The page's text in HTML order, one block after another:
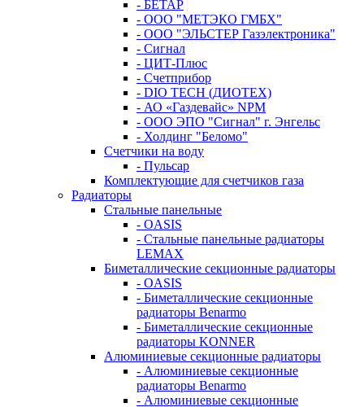
- БЕТАР
- ООО "МЕТЭКО ГМБХ"
- ООО "ЭЛЬСТЕР Газэлектроника"
- Сигнал
- ЦИТ-Плюс
- Счетприбор
- DIO TECH (ДИОТЕХ)
- АО «Газдевайс» NPM
- ООО ЭПО "Сигнал" г. Энгельс
- Холдинг "Беломо"
Счетчики на воду
- Пульсар
Комплектующие для счетчиков газа
Радиаторы
Стальные панельные
- OASIS
- Стальные панельные радиаторы
LEMAX
Биметаллические секционные радиаторы
- OASIS
- Биметаллические секционные
радиаторы Benarmo
- Биметаллические секционные
радиаторы KONNER
Алюминиевые секционные радиаторы
- Алюминиевые секционные
радиаторы Benarmo
- Алюминиевые секционные